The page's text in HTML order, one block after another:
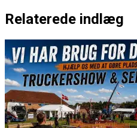
Relaterede indlæg